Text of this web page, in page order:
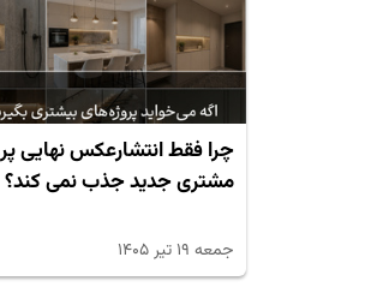
چرا فقط انتشارعکس نهایی
مشتری جدید جذب نمی کند؟
جمعه ۱۹ تیر ۱۴۰۵